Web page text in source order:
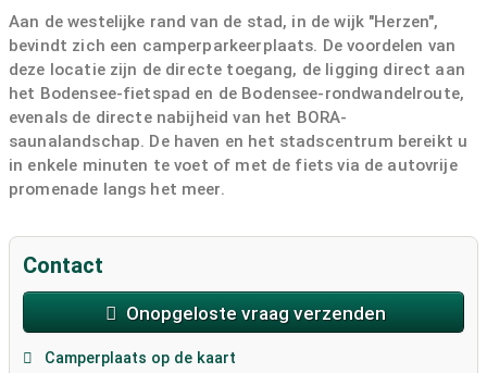
Aan de westelijke rand van de stad, in de wijk "Herzen",
bevindt zich een camperparkeerplaats. De voordelen van
deze locatie zijn de directe toegang, de ligging direct aan
het Bodensee-fietspad en de Bodensee-rondwandelroute,
evenals de directe nabijheid van het BORA-
saunalandschap. De haven en het stadscentrum bereikt u
in enkele minuten te voet of met de fiets via de autovrije
promenade langs het meer.
Het is niet mogelijk om een ​​parkeerplaats te reserveren.
Contact
Onopgeloste vraag verzenden
Camperplaats op de kaart